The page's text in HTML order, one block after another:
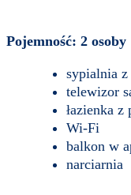
Pojemność: 2 osoby
sypialnia
telewizor
łazienka z
Wi-Fi
balkon w
narciarnia